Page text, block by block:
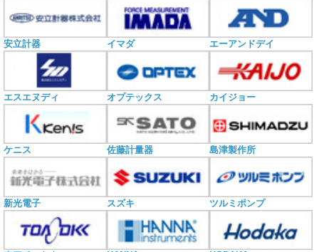
安立計器 イマダ エーアンドデイ
エスエヌディ オプテックス カイジョー
ケニス 佐藤計量器 島津製作所
新光電子 スズキ ツルミポンプ